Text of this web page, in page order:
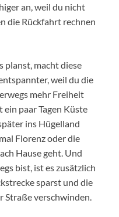
an, weil du nicht
die Rückfahrt rechnen
planst, macht diese
weil du die
mehr Freiheit
ein paar Tagen Küste
ins Hügelland
Florenz oder die
Hause geht. Und
bist, ist es zusätzlich
sparst und die
Straße verschwinden.